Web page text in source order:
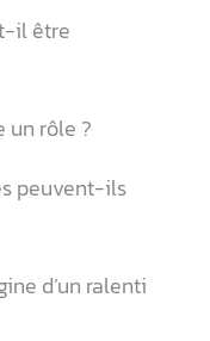
il être
un rôle ?
peuvent-ils
d’un ralenti